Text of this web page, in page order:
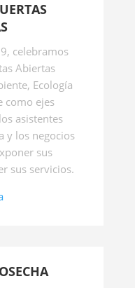
celebramos
Abiertas
Ecología
como ejes
asistentes
y los negocios
sus
sus servicios.